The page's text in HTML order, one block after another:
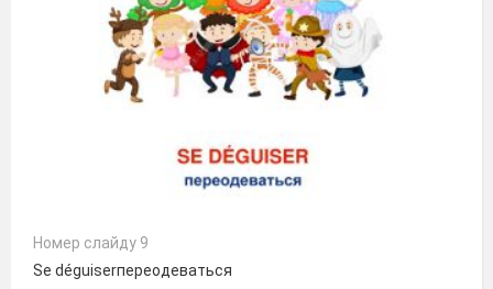
Номер слайду 9
Se déguiserпереодеваться